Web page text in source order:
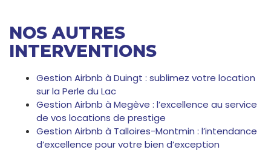
NOS AUTRES
INTERVENTIONS
Gestion Airbnb à Duingt : sublimez votre location
sur la Perle du Lac
Gestion Airbnb à Megève : l’excellence au service
de vos locations de prestige
Gestion Airbnb à Talloires-Montmin : l’intendance
d’excellence pour votre bien d’exception